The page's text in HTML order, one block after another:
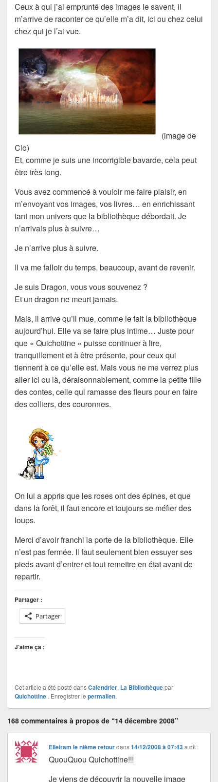
Ceux à qui j’ai emprunté des images le savent, il
m’arrive de raconter ce qu’elle m’a dit, ici ou chez celui
chez qui je l’ai vue.
(image de
Clo)
Et, comme je suis une incorrigible bavarde, cela peut
être très long.
Vous avez commencé à vouloir me faire plaisir, en
m’envoyant vos images, vos livres… en enrichissant
tant mon univers que la bibliothèque débordait. Je
n’arrivais plus à suivre…
Je n’arrive plus à suivre.
Il va me falloir du temps, beaucoup, avant de revenir.
Je suis Dragon, vous vous souvenez ?
Et un dragon ne meurt jamais.
Mais, il arrive qu’il mue, comme le fait la bibliothèque
aujourd’hui. Elle va se faire plus intime… Juste pour
que « Quichottine » puisse continuer à lire,
tranquillement et à être présente, pour ceux qui
tiennent à ce qu’elle est. Mais vous ne me verrez plus
aller ici ou là, déraisonnablement, comme la petite fille
des contes, celle qui ramasse des fleurs pour en faire
des colliers, des couronnes.
On lui a appris que les roses ont des épines, et que
dans la forêt, il faut encore et toujours se méfier des
loups.
Merci d’avoir franchi la porte de la bibliothèque. Elle
n’est pas fermée. Il faut seulement bien essuyer ses
pieds avant d’entrer et tout remettre en état avant de
repartir.
Partager :
Partager
J’aime ça :
Cet article a été posté dansCalendrier, La Bibliothèquepar
Quichottine . Enregistrer le permalien.
168 commentaires à propos de “14 décembre 2008”
Elleiram le nième retourdans14/12/2008 à 07:43 a dit :
QuouQuou Quichottine!!!
Je viens de découvrir la nouvelle image